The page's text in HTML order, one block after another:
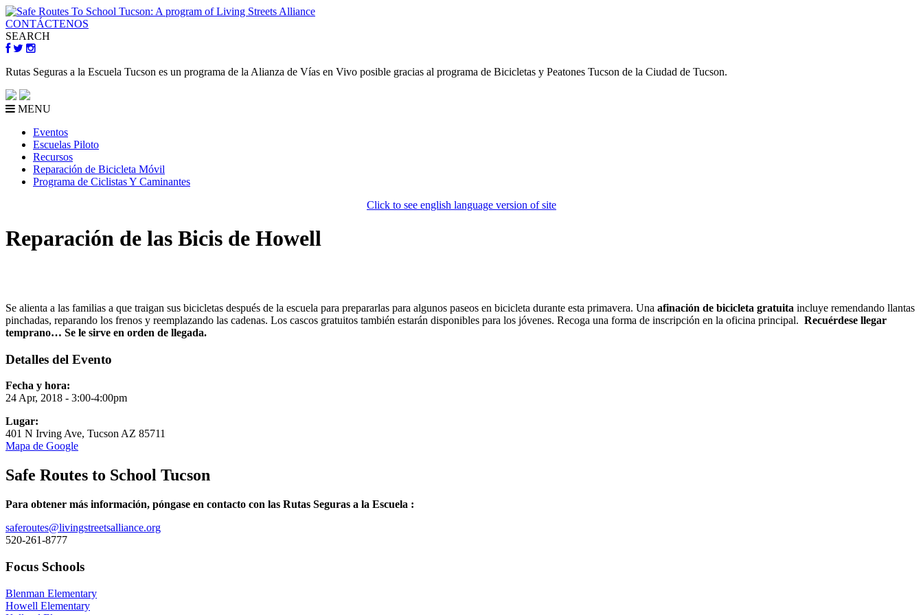
CONTÁCTENOS
SEARCH
Rutas Seguras a la Escuela Tucson es un programa de la Alianza de Vías en Vivo posible gracias al programa de Bicicletas y Peatones Tucson de la Ciudad de Tucson.
MENU
Eventos
Escuelas Piloto
Recursos
Reparación de Bicicleta Móvil
Programa de Ciclistas Y Caminantes
Click to see english language version of site
Reparación de las Bicis de Howell
Se alienta a las familias a que traigan sus bicicletas después de la escuela para prepararlas para algunos paseos en bicicleta durante esta primavera. Una afinación de bicicleta gratuita incluye remendando llantas
pinchadas, reparando los frenos y reemplazando las cadenas. Los cascos gratuitos también estarán disponibles para los jóvenes. Recoga una forma de inscripción en la oficina principal. Recuérdese llegar
temprano… Se le sirve en orden de llegada.
Detalles del Evento
Fecha y hora:
24 Apr, 2018 - 3:00-4:00pm
Lugar:
401 N Irving Ave, Tucson AZ 85711
Mapa de Google
Safe Routes to School Tucson
Para obtener más información, póngase en contacto con las Rutas Seguras a la Escuela :
saferoutes@livingstreetsalliance.org
520-261-8777
Focus Schools
Blenman Elementary
Howell Elementary